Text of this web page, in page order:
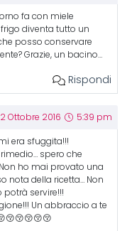
fa con miele
frigo diventa tutto un
posso conservare
Grazie, un bacino…
Rispondi
Ottobre 2016 5:39 pm
era sfuggita!!!
spero che
ho mai provato una
nota della ricetta… Non
potrà servire!!!
Un abbraccio a te